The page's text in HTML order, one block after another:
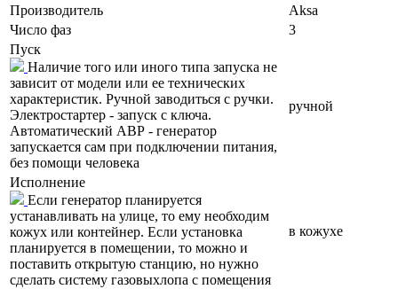
Производитель
Aksa
Число фаз
3
Пуск
Наличие того или иного типа запуска не
зависит от модели или ее технических
характеристик. Ручной заводиться с ручки.
Электростартер - запуск с ключа.
Автоматический АВР - генератор
запускается сам при подключении питания,
без помощи человека
ручной
Исполнение
Если генератор планируется
устанавливать на улице, то ему необходим
кожух или контейнер. Если установка
планируется в помещении, то можно и
поставить открытую станцию, но нужно
сделать систему газовыхлопа с помещения
в кожухе